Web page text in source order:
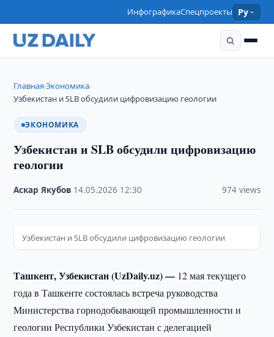
ИнфографикаСпецпроекты Ру
Главная›Экономика›
Узбекистан и SLB обсудили цифровизацию геологии
ЭКОНОМИКА
Узбекистан и SLB обсудили цифровизацию
геологии
Аскар Якубов 14.05.2026 12:30 974 views
Узбекистан и SLB обсудили цифровизацию геологии
Ташкент, Узбекистан (UzDaily.uz) — 12 мая текущего
года в Ташкенте состоялась встреча руководства
Министерства горнодобывающей промышленности и
геологии Республики Узбекистан с делегацией